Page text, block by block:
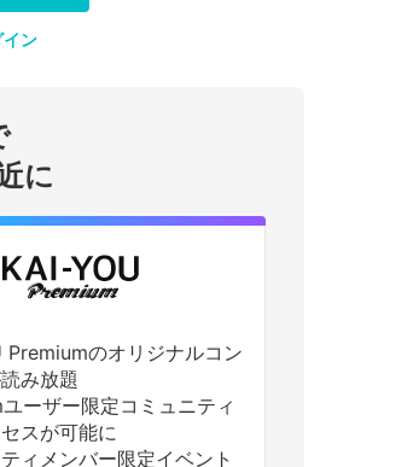
イン
に
Premiumのオリジナルコン
み放題
ーザー限定コミュニティ
スが可能に
ィメンバー限定イベント